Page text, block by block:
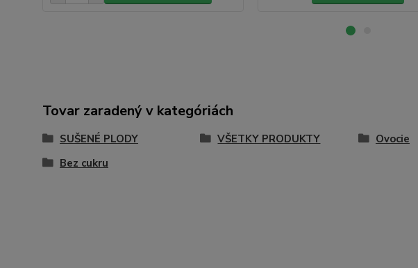
Tovar zaradený v kategóriách
SUŠENÉ PLODY VŠETKY PRODUKTY Ovocie
Bez cukru